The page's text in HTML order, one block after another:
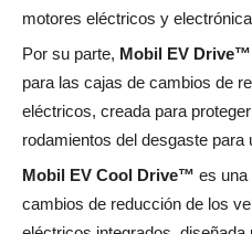
motores eléctricos y
Por su parte, Mobil EV Drive™
para las cajas de cambios de
eléctricos, creada para
rodamientos del desgaste para
Mobil EV Cool Drive™ es una
cambios de reducción de los